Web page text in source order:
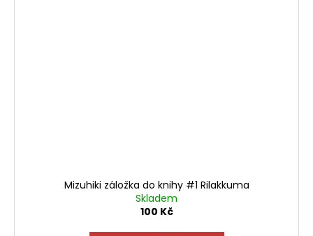
Mizuhiki záložka do knihy #1 Rilakkuma
Skladem
100 Kč